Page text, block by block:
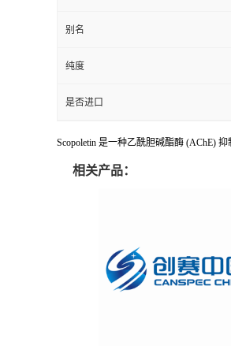
别名
纯度
是否进口
Scopoletin 是一种乙酰胆碱酯酶 (AChE) 抑
相关产品：